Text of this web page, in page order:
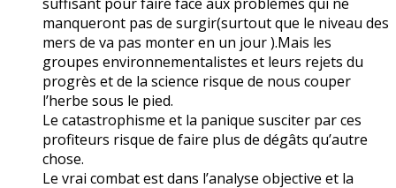
manqueront pas de surgir(surtout que le niveau des
mers de va pas monter en un jour ).Mais les
groupes environnementalistes et leurs rejets du
progrès et de la science risque de nous couper
l’herbe sous le pied.
Le catastrophisme et la panique susciter par ces
profiteurs risque de faire plus de dégâts qu’autre
chose.
Le vrai combat est dans l’analyse objective et la